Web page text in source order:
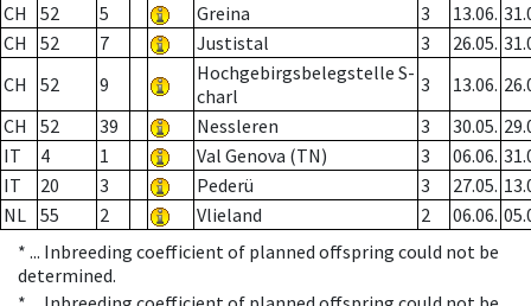
CH
52 5 Greina 3 13.06.
CH
52 7 Justistal 3 26.05.
CH
52 9
Hochgebirgsbelegstelle S-
charl
3 13.06.
CH
52 39 Nessleren 3 30.05.
IT
4 1 Val Genova (TN) 3 06.06.
IT
20 3 Pederü 3 27.05.
NL 55 2 Vlieland 2 06.06.
* ... Inbreeding coefficient of planned offspring could not be
determined.